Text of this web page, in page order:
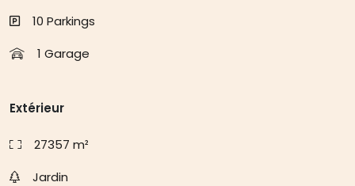
10 Parkings
1 Garage
Extérieur
27357 m²
Jardin